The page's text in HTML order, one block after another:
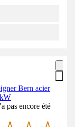
Bern acier
pas encore été